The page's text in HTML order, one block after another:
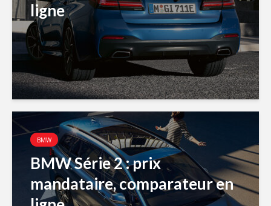
ligne
BMW
BMW Série 2 : prix
mandataire, comparateur en